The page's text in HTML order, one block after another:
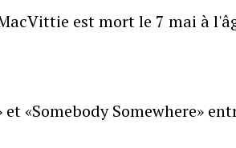
est mort le 7 mai à
«Somebody Somewhere»